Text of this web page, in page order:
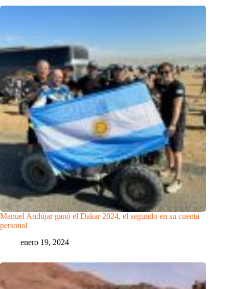
Manuel Andújar ganó el Dakar 2024, el segundo en su cuenta
personal
enero 19, 2024